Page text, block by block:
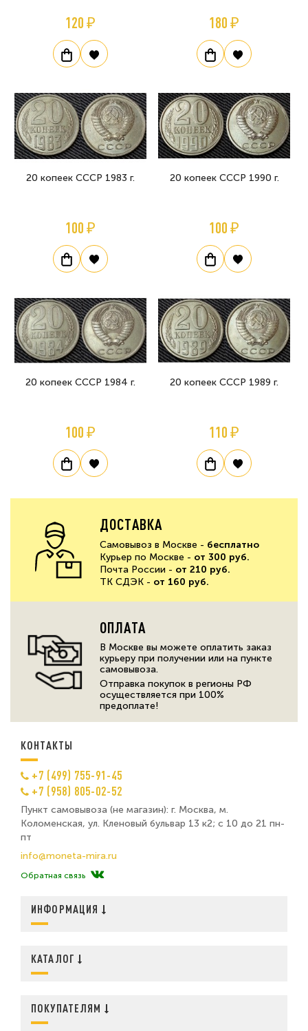
120 ₽ 180 ₽
20 копеек СССР 1983 г.
100 ₽
20 копеек СССР 1990 г.
100 ₽
20 копеек СССР 1984 г.
100 ₽
20 копеек СССР 1989 г.
110 ₽
ДОСТАВКА
Самовывоз в Москве - бесплатно
Курьер по Москве - от 300 руб.
Почта России - от 210 руб.
ТК СДЭК - от 160 руб.
ОПЛАТА
В Москве вы можете оплатить заказ
курьеру при получении или на пункте
самовывоза.
Отправка покупок в регионы РФ
осуществляется при 100%
предоплате!
КОНТАКТЫ
+7 (499) 755-91-45
+7 (958) 805-02-52
Пункт самовывоза (не магазин): г. Москва, м.
Коломенская, ул. Кленовый бульвар 13 к2; с 10 до 21 пн-
пт
info@moneta-mira.ru
Обратная связь
ИНФОРМАЦИЯ
КАТАЛОГ
ПОКУПАТЕЛЯМ